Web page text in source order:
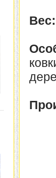
Вес: